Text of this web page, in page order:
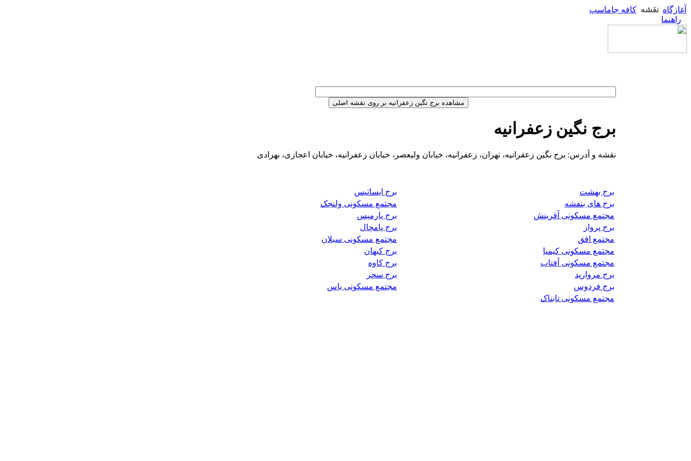
آغازگاه نقشه کافه جاماسپ
راهنما
برج نگین زعفرانیه
نقشه و آدرس: برج نگین زعفرانیه، تهران، زعفرانیه، خیابان ولیعصر، خیابان زعفرانیه، خیابان اعجازی، بهزادی
برج بهشت
برج ایساتیس
برج های بنفشه
مجتمع مسکونی ولنجک
مجتمع مسکونی آفرینش
برج پارمیس
برج پرواز
برج پامچال
مجتمع افق
مجتمع مسکونی سبلان
مجتمع مسکونی کیمیا
برج کیهان
مجتمع مسکونی آفتاب
برج کاوه
برج مروارید
برج سحر
برج فردوس
مجتمع مسکونی یاس
مجتمع مسکونی تابناک